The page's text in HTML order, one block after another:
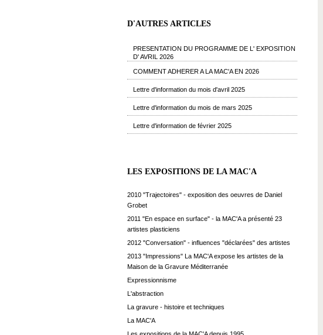
D'AUTRES ARTICLES
PRESENTATION DU PROGRAMME DE L' EXPOSITION
D' AVRIL 2026
COMMENT ADHERER A LA MAC'A EN 2026
Lettre d'information du mois d'avril 2025
Lettre d'information du mois de mars 2025
Lettre d'information de février 2025
LES EXPOSITIONS DE LA MAC'A
2010 "Trajectoires" - exposition des oeuvres de Daniel
Grobet
2011 "En espace en surface" - la MAC'A a présenté 23
artistes plasticiens
2012 "Conversation" - influences "déclarées" des artistes
2013 "Impressions" La MAC'A expose les artistes de la
Maison de la Gravure Méditerranée
Expressionnisme
L'abstraction
La gravure - histoire et techniques
La MAC'A